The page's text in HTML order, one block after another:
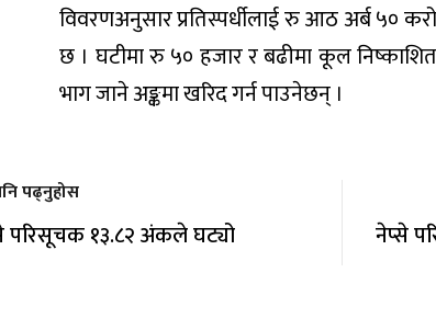
विवरणअनुसार प्रतिस्पर्धीलाई रु आठ अर्ब ५०
छ । घटीमा रु ५० हजार र बढीमा कूल
भाग जाने अङ्कमा खरिद गर्न पाउनेछन् ।
पढ्नुहोस
परिसूचक १३.८२ अंकले घट्यो नेप्से